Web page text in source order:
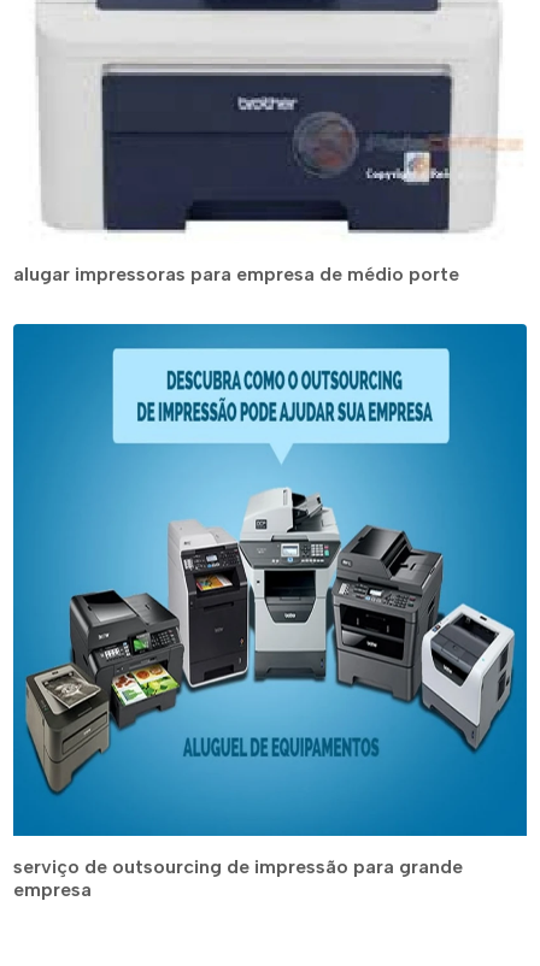
alugar impressoras para empresa de médio porte
serviço de outsourcing de impressão para grande
empresa